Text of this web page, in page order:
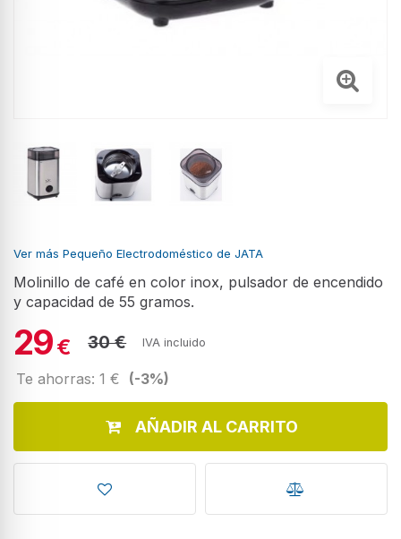
Ver más Pequeño Electrodoméstico de JATA
Molinillo de café en color inox, pulsador de encendido
y capacidad de 55 gramos.
29€ 30 € IVA incluido
Te ahorras: 1 € (-3%)
AÑADIR AL CARRITO